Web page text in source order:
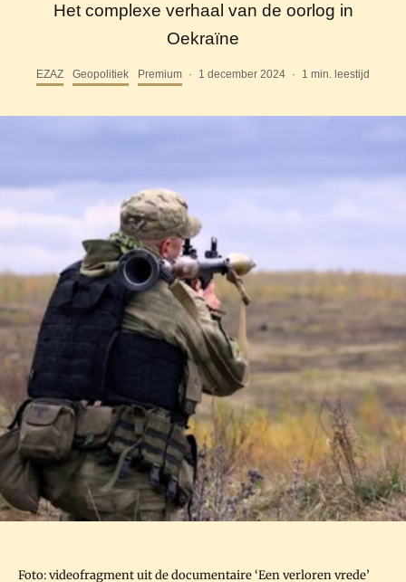
Het complexe verhaal van de oorlog in
Oekraïne
EZAZ Geopolitiek Premium · 1 december 2024 · 1 min. leestijd
Foto: videofragment uit de documentaire ‘Een verloren vrede’